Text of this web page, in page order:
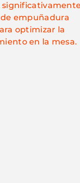
empuñadura
optimizar la
en la mesa.